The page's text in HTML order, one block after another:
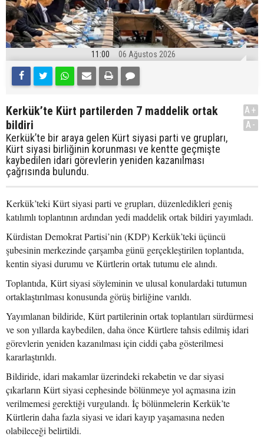
11:00 06 Ağustos 2026
Kerkük’te Kürt partilerden 7 maddelik ortak
bildiri
Kerkük’te bir araya gelen Kürt siyasi parti ve grupları,
Kürt siyasi birliğinin korunması ve kentte geçmişte
kaybedilen idari görevlerin yeniden kazanılması
çağrısında bulundu.
A+
A-
Kerkük’teki Kürt siyasi parti ve grupları, düzenledikleri geniş
katılımlı toplantının ardından yedi maddelik ortak bildiri yayımladı.
Kürdistan Demokrat Partisi’nin (KDP) Kerkük’teki üçüncü
şubesinin merkezinde çarşamba günü gerçekleştirilen toplantıda,
kentin siyasi durumu ve Kürtlerin ortak tutumu ele alındı.
Toplantıda, Kürt siyasi söyleminin ve ulusal konulardaki tutumun
ortaklaştırılması konusunda görüş birliğine varıldı.
Yayımlanan bildiride, Kürt partilerinin ortak toplantıları sürdürmesi
ve son yıllarda kaybedilen, daha önce Kürtlere tahsis edilmiş idari
görevlerin yeniden kazanılması için ciddi çaba gösterilmesi
kararlaştırıldı.
Bildiride, idari makamlar üzerindeki rekabetin ve dar siyasi
çıkarların Kürt siyasi cephesinde bölünmeye yol açmasına izin
verilmemesi gerektiği vurgulandı. İç bölünmelerin Kerkük’te
Kürtlerin daha fazla siyasi ve idari kayıp yaşamasına neden
olabileceği belirtildi.